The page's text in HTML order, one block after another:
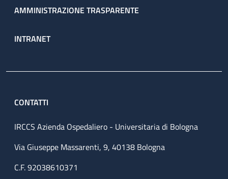
AMMINISTRAZIONE TRASPARENTE
INTRANET
CONTATTI
IRCCS Azienda Ospedaliero - Universitaria di Bologna
Via Giuseppe Massarenti, 9, 40138 Bologna
C.F. 92038610371